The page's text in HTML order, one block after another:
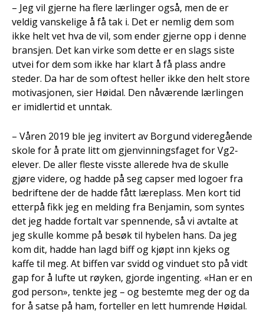
– Jeg vil gjerne ha flere lærlinger også, men de er
veldig vanskelige å få tak i. Det er nemlig dem som
ikke helt vet hva de vil, som ender gjerne opp i denne
bransjen. Det kan virke som dette er en slags siste
utvei for dem som ikke har klart å få plass andre
steder. Da har de som oftest heller ikke den helt store
motivasjonen, sier Høidal. Den nåværende lærlingen
er imidlertid et unntak.
– Våren 2019 ble jeg invitert av Borgund videregående
skole for å prate litt om gjenvinningsfaget for Vg2-
elever. De aller fleste visste allerede hva de skulle
gjøre videre, og hadde på seg capser med logoer fra
bedriftene der de hadde fått læreplass. Men kort tid
etterpå fikk jeg en melding fra Benjamin, som syntes
det jeg hadde fortalt var spennende, så vi avtalte at
jeg skulle komme på besøk til hybelen hans. Da jeg
kom dit, hadde han lagd biff og kjøpt inn kjeks og
kaffe til meg. At biffen var svidd og vinduet sto på vidt
gap for å lufte ut røyken, gjorde ingenting. «Han er en
god person», tenkte jeg – og bestemte meg der og da
for å satse på ham, forteller en lett humrende Høidal.